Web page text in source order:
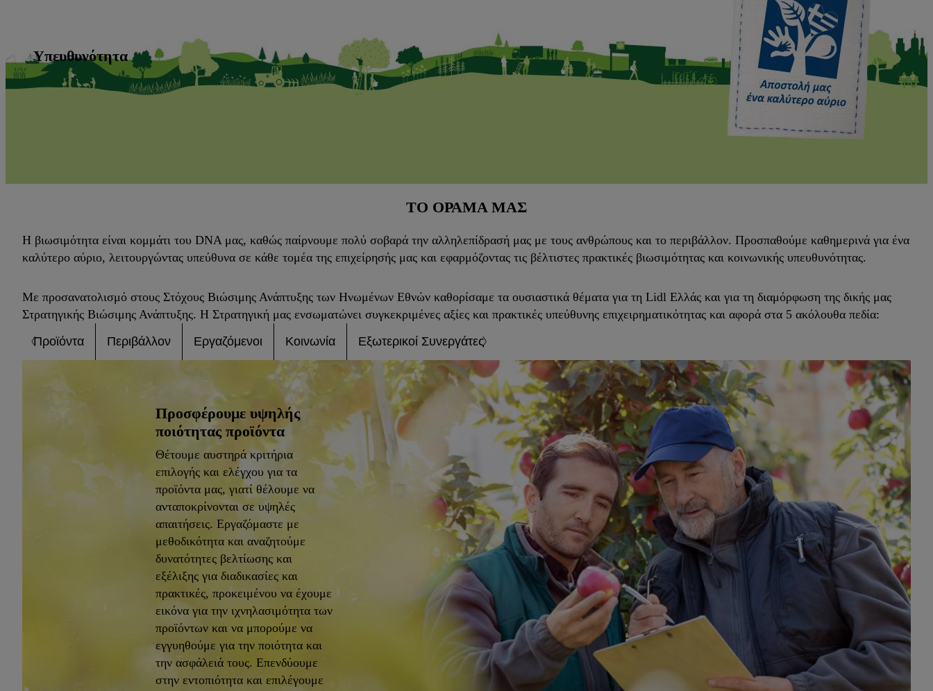
Υπευθυνότητα
ΤΟ ΌΡΑΜΑ ΜΑΣ
Η βιωσιμότητα είναι κομμάτι του DNA μας, καθώς παίρνουμε πολύ σοβαρά την αλληλεπίδρασή μας με τους ανθρώπους και το περιβάλλον. Προσπαθούμε καθημερινά για ένα
καλύτερο αύριο, λειτουργώντας υπεύθυνα σε κάθε τομέα της επιχείρησής μας και εφαρμόζοντας τις βέλτιστες πρακτικές βιωσιμότητας και κοινωνικής υπευθυνότητας.
Με προσανατολισμό στους Στόχους Βιώσιμης Ανάπτυξης των Ηνωμένων Εθνών καθορίσαμε τα ουσιαστικά θέματα για τη Lidl Ελλάς και για τη διαμόρφωση της δικής μας
Στρατηγικής Βιώσιμης Ανάπτυξης. Η Στρατηγική μας ενσωματώνει συγκεκριμένες αξίες και πρακτικές υπεύθυνης επιχειρηματικότητας και αφορά στα 5 ακόλουθα πεδία:
Προϊόντα
Περιβάλλον Εργαζόμενοι Κοινωνία Εξωτερικοί Συνεργάτες
Προσφέρουμε υψηλής
ποιότητας προϊόντα
Θέτουμε αυστηρά κριτήρια
επιλογής και ελέγχου για τα
προϊόντα μας, γιατί θέλουμε να
ανταποκρίνονται σε υψηλές
απαιτήσεις. Εργαζόμαστε με
μεθοδικότητα και αναζητούμε
δυνατότητες βελτίωσης και
εξέλιξης για διαδικασίες και
πρακτικές, προκειμένου να έχουμε
εικόνα για την ιχνηλασιμότητα των
προϊόντων και να μπορούμε να
εγγυηθούμε για την ποιότητα και
την ασφάλειά τους. Επενδύουμε
στην εντοπιότητα και επιλέγουμε